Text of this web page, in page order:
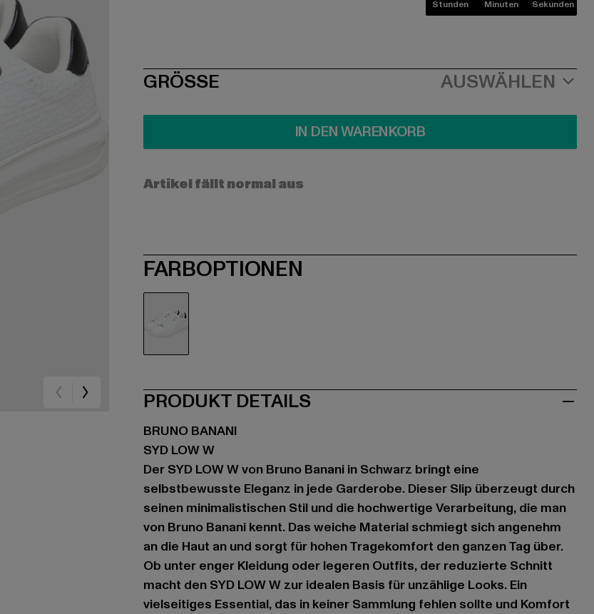
Stunden Minuten Sekunden
SIZE
GRÖSSE AUSWÄHLEN
IN DEN WARENKORB
Artikel fällt normal aus
FARBOPTIONEN
PRODUKT DETAILS
BRUNO BANANI
SYD LOW W
Der SYD LOW W von Bruno Banani in Schwarz bringt eine
selbstbewusste Eleganz in jede Garderobe. Dieser Slip überzeugt durch
seinen minimalistischen Stil und die hochwertige Verarbeitung, die man
von Bruno Banani kennt. Das weiche Material schmiegt sich angenehm
an die Haut an und sorgt für hohen Tragekomfort den ganzen Tag über.
Ob unter enger Kleidung oder legeren Outfits, der reduzierte Schnitt
macht den SYD LOW W zur idealen Basis für unzählige Looks. Ein
vielseitiges Essential, das in keiner Sammlung fehlen sollte und Komfort